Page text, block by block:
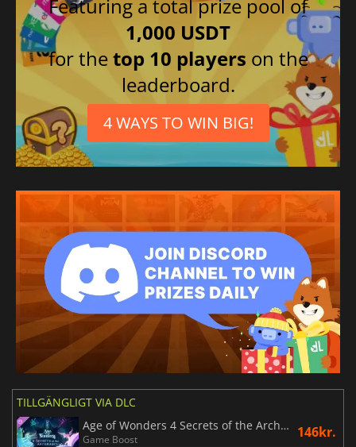
Featuring a total prize pool of
1,000 USDT
for thetop 10 players on the
leaderboard.
4 WAYS TO WIN BIG!
TILLGÄNGLIGT VIA DLC
Age of Wonders 4 Secrets of the Archmages
Game Boost 146kr.